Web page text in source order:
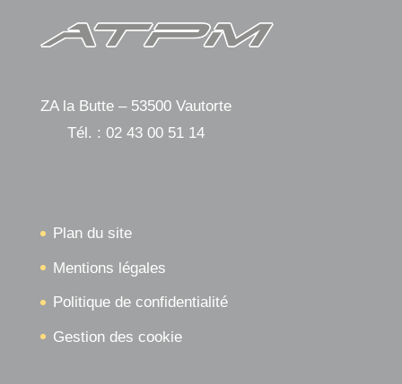
ZA la Butte – 53500 Vautorte
Tél. : 02 43 00 51 14
Plan du site
Mentions légales
Politique de confidentialité
Gestion des cookie